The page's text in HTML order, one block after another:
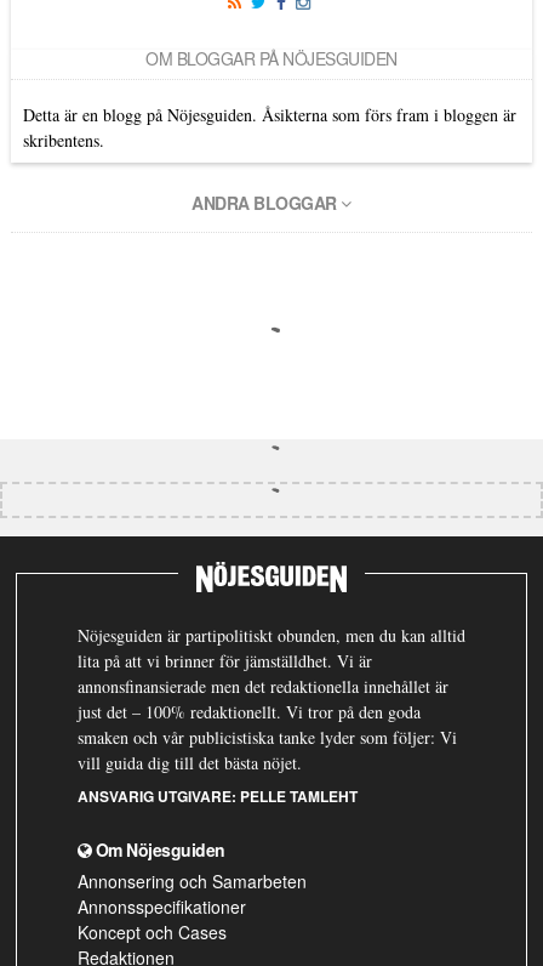
OM BLOGGAR PÅ NÖJESGUIDEN
Detta är en blogg på Nöjesguiden. Åsikterna som förs fram i bloggen är
skribentens.
ANDRA BLOGGAR
Nöjesguiden är partipolitiskt obunden, men du kan alltid
lita på att vi brinner för jämställdhet. Vi är
annonsfinansierade men det redaktionella innehållet är
just det – 100% redaktionellt. Vi tror på den goda
smaken och vår publicistiska tanke lyder som följer: Vi
vill guida dig till det bästa nöjet.
ANSVARIG UTGIVARE: PELLE TAMLEHT
Om Nöjesguiden
Annonsering och Samarbeten
Annonsspecifikationer
Koncept och Cases
Redaktionen